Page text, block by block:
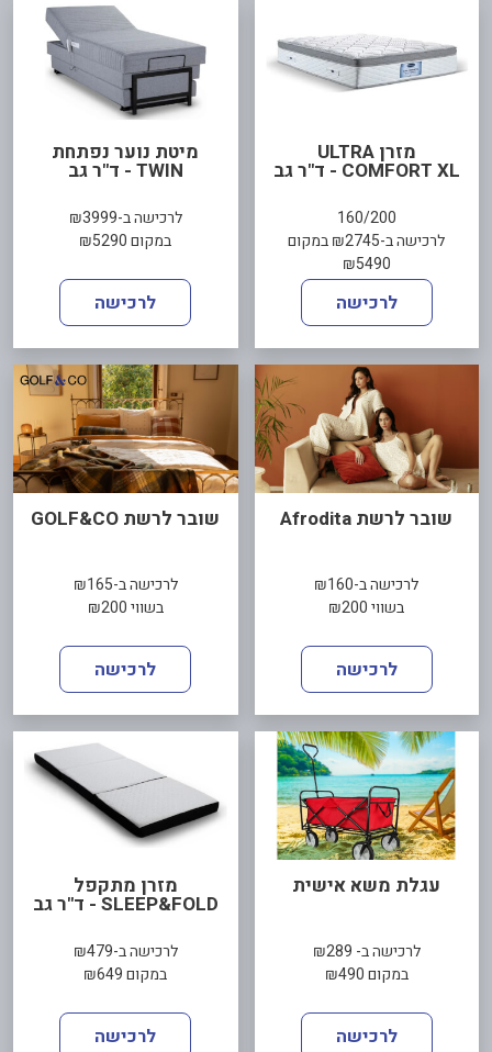
מזרן ULTRA
COMFORT XL - ד"ר גב
160/200
לרכישה ב-₪2745 במקום
₪5490
לרכישה
מיטת נוער נפתחת
TWIN - ד"ר גב
לרכישה ב-₪3999
במקום ₪5290
לרכישה
שובר לרשת Afrodita
לרכישה ב-₪160
בשווי ₪200
לרכישה
שובר לרשת GOLF&CO
לרכישה ב-₪165
בשווי ₪200
לרכישה
עגלת משא אישית
לרכישה ב- ₪289
במקום ₪490
לרכישה
מזרן מתקפל
SLEEP&FOLD - ד"ר גב
לרכישה ב-₪479
במקום ₪649
לרכישה